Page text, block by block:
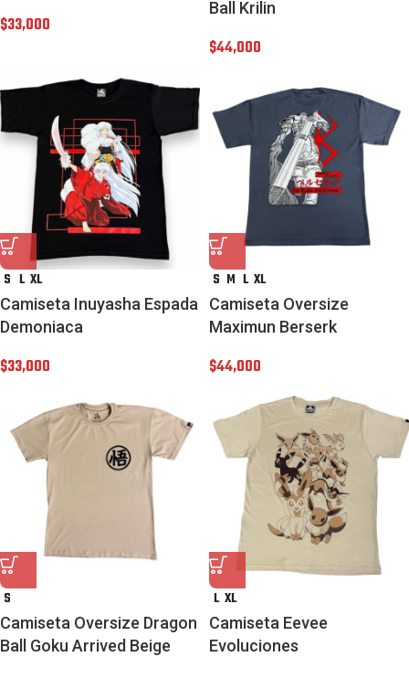
$33,000
Ball Krilin
$44,000
S L XL
Camiseta Inuyasha Espada
Demoniaca
$33,000
S M L XL
Camiseta Oversize
Maximun Berserk
$44,000
S
Camiseta Oversize Dragon
Ball Goku Arrived Beige
L XL
Camiseta Eevee
Evoluciones